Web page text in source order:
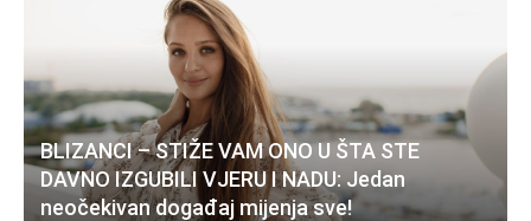
BLIZANCI – STIŽE VAM ONO U ŠTA STE
DAVNO IZGUBILI VJERU I NADU: Jedan
neočekivan događaj mijenja sve!